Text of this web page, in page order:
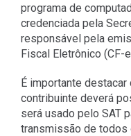
programa de
credenciada pela
responsável pela
Fiscal Eletrônico (CF-
É importante
contribuinte deverá
será usado pelo SAT
transmissão de todos